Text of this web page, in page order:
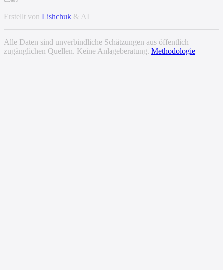
Erstellt von Lishchuk & AI
Alle Daten sind unverbindliche Schätzungen aus öffentlich
zugänglichen Quellen. Keine Anlageberatung. Methodologie